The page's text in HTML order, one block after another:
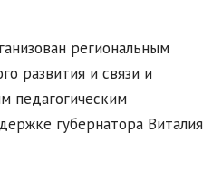
региональным
развития и связи и
педагогическим
губернатора Виталия